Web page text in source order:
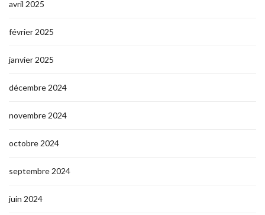
avril 2025
février 2025
janvier 2025
décembre 2024
novembre 2024
octobre 2024
septembre 2024
juin 2024